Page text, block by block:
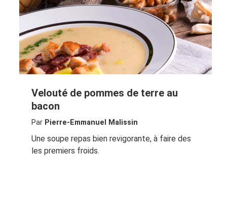
Velouté de pommes de terre au
bacon
Par Pierre-Emmanuel Malissin
Une soupe repas bien revigorante, à faire des
les premiers froids.